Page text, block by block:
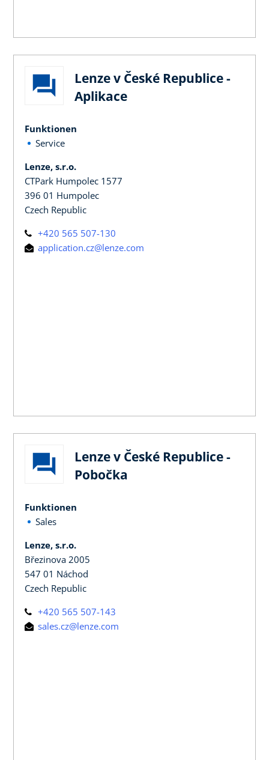
Lenze v České Republice -
Aplikace
Funktionen
Service
Lenze, s.r.o.
CTPark Humpolec 1577
396 01 Humpolec
Czech Republic
+420 565 507-130
application.cz@lenze.com
Lenze v České Republice -
Pobočka
Funktionen
Sales
Lenze, s.r.o.
Březinova 2005
547 01 Náchod
Czech Republic
+420 565 507-143
sales.cz@lenze.com